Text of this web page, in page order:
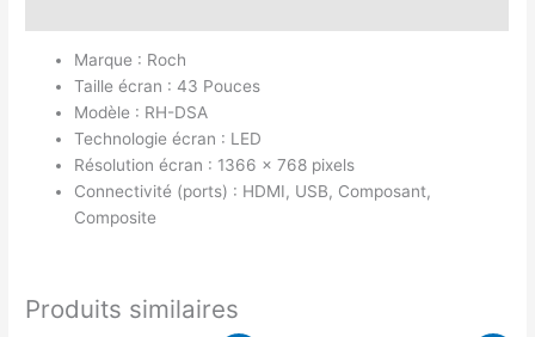
Marque : Roch
Taille écran : 43 Pouces
Modèle : RH-DSA
Technologie écran : LED
Résolution écran : 1366 x 768 pixels
Connectivité (ports) : HDMI, USB, Composant,
Composite
Produits similaires